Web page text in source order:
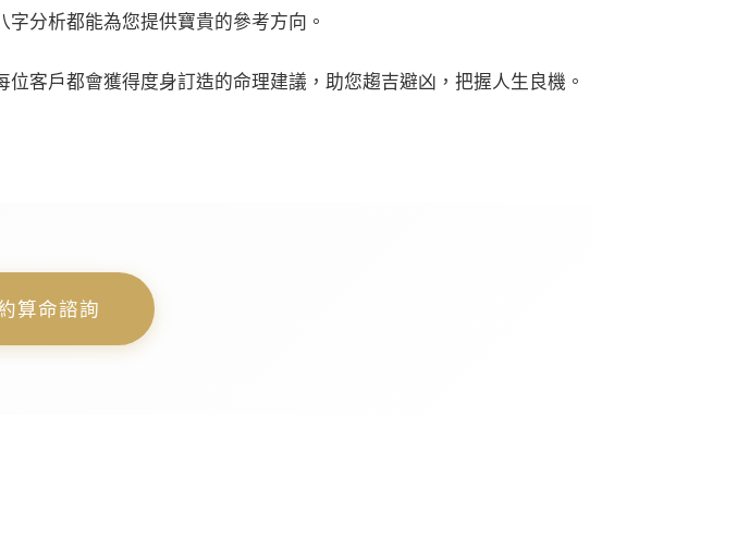
分析都能為您提供寶貴的參考方向。
客戶都會獲得度身訂造的命理建議，助您趨吉避凶，把握人生良機。
算命諮詢